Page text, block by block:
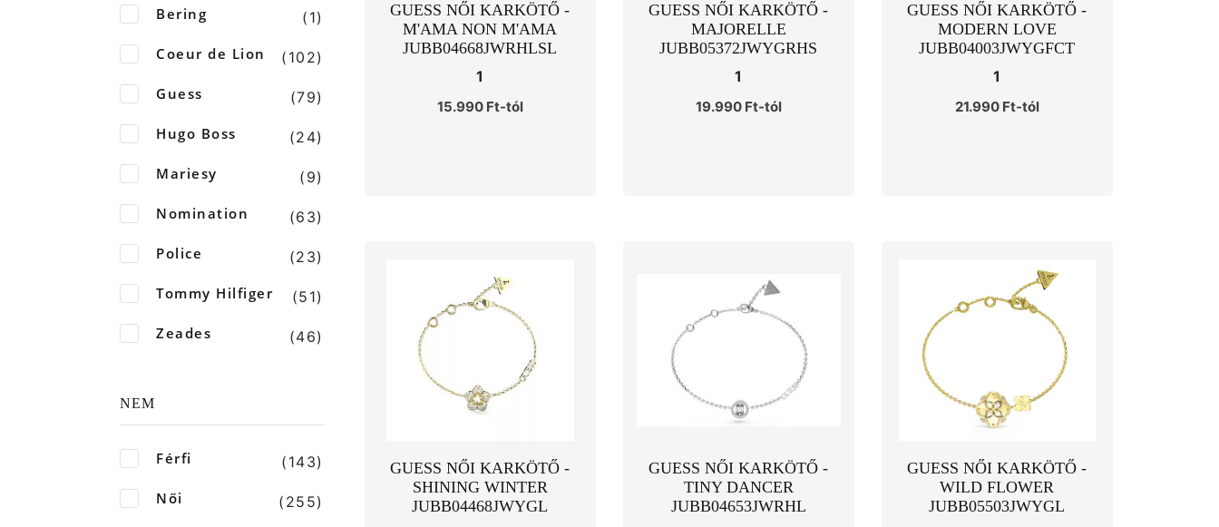
Bering
(1)
Coeur de Lion
(102)
Guess
(79)
Hugo Boss
(24)
Mariesy
(9)
Nomination
(63)
Police
(23)
Tommy Hilfiger
(51)
Zeades
(46)
NEM
Férfi
(143)
Női
(255)
GUESS NŐI KARKÖTŐ -
M'AMA NON M'AMA
JUBB04668JWRHLSL
1
15.990 Ft-tól
GUESS NŐI KARKÖTŐ -
MAJORELLE
JUBB05372JWYGRHS
1
19.990 Ft-tól
GUESS NŐI KARKÖTŐ -
MODERN LOVE
JUBB04003JWYGFCT
1
21.990 Ft-tól
GUESS NŐI KARKÖTŐ -
SHINING WINTER
JUBB04468JWYGL
GUESS NŐI KARKÖTŐ -
TINY DANCER
JUBB04653JWRHL
GUESS NŐI KARKÖTŐ -
WILD FLOWER
JUBB05503JWYGL